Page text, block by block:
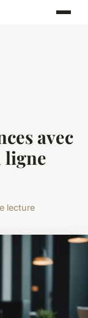
avec
ligne
lecture